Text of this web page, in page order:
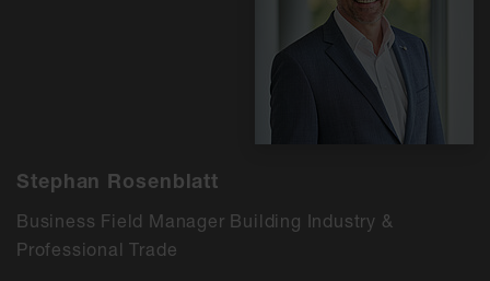
Stephan Rosenblatt
Business Field Manager Building Industry &
Professional Trade